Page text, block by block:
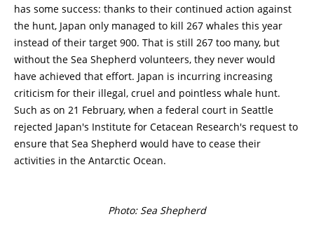
has some success: thanks to their continued action against
the hunt, Japan only managed to kill 267 whales this year
instead of their target 900. That is still 267 too many, but
without the Sea Shepherd volunteers, they never would
have achieved that effort. Japan is incurring increasing
criticism for their illegal, cruel and pointless whale hunt.
Such as on 21 February, when a federal court in Seattle
rejected Japan's Institute for Cetacean Research's request to
ensure that Sea Shepherd would have to cease their
activities in the Antarctic Ocean.
Photo: Sea Shepherd